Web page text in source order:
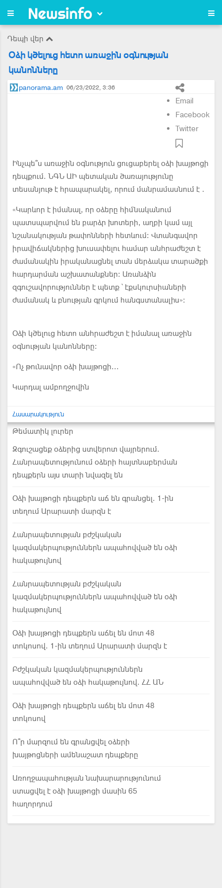
Դեպի վեր
Օձի կծելուց հետո առաջին օգնության
կանոնները
panorama.am 06/23/2022, 3:36
Email
Facebook
Twitter
Ինչպե՞ս առաջին օգնություն ցուցաբերել օձի խայթոցի
դեպքում. ՆԳՆ ԱԻ պետական ծառայությունը
տեսանյութ է հրապարակել, որում մանրամասնում է․
«Կարևոր է իմանալ, որ օձերը հիմնականում
պատսպարվում են բարձր խոտերի, աղբի կամ այլ
նշանակության թափոնների հետևում։ Վտանգավոր
իրավիճակներից խուսափելու համար անհրաժեշտ է
ժամանակին իրականացնել տան մերձակա տարածքի
հարդարման աշխատանքներ։ Առանձին
զգուշավորություններ է պետք ՝ էքսկուրսիաների
ժամանակ և բնության գրկում հանգստանալիս»։
Օձի կծելուց հետո անհրաժեշտ է իմանալ առաջին
օգնության կանոնները։
«Ոչ թունավոր օձի խայթոցի...
Կարդալ ամբողջովին
Հասարակություն
Թեմատիկ լուրեր
Զգուշացեք օձերից ստվերոտ վայրերում.
Հանրապետությունում օձերի հայտնաբերման
դեպքերն այս տարի նվազել են
Օձի խայթոցի դեպքերն աճ են գրանցել. 1-ին
տեղում Արարատի մարզն է
Հանրապետության բժշկական
կազմակերպություններն ապահովված են օձի
հակաթույնով
Հանրապետության բժշկական
կազմակերպություններն ապահովված են օձի
հակաթույնով
Օձի խայթոցի դեպքերն աճել են մոտ 48
տոկոսով. 1-ին տեղում Արարատի մարզն է
Բժշկական կազմակերպություններն
ապահովված են օձի հակաթույնով. ՀՀ ԱՆ
Օձի խայթոցի դեպքերն աճել են մոտ 48
տոկոսով
Ո՞ր մարզում են գրանցվել օձերի
խայթոցների ամենաշատ դեպքերը
Առողջապահության նախարարությունում
ստացվել է օձի խայթոցի մասին 65
հաղորդում